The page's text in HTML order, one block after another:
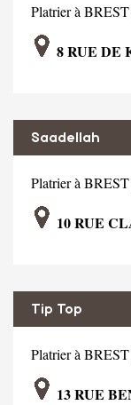
Platrier à BREST
8 RUE DE
Saadellah
Platrier à BREST
10 RUE
Tip Top
Platrier à BREST
13 RUE